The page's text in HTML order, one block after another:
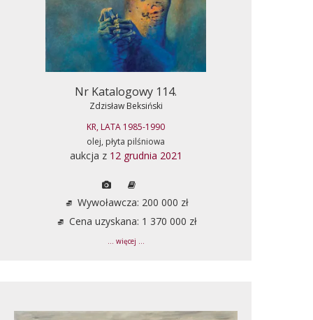
Nr Katalogowy 114.
Zdzisław Beksiński
KR, LATA 1985-1990
olej, płyta pilśniowa
aukcja z 12 grudnia 2021
Wywoławcza: 200 000 zł
Cena uzyskana: 1 370 000 zł
... więcej ...